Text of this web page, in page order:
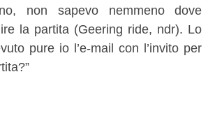
non sapevo nemmeno dove
la partita (Geering ride, ndr). Lo
pure io l’e-mail con l’invito per